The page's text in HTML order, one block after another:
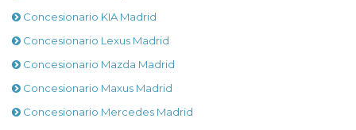
Concesionario KIA Madrid
Concesionario Lexus Madrid
Concesionario Mazda Madrid
Concesionario Maxus Madrid
Concesionario Mercedes Madrid